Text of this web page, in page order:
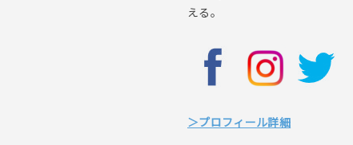
える。
＞プロフィール詳細